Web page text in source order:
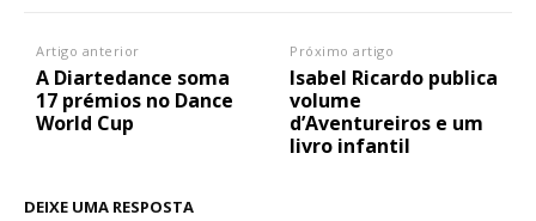
Artigo anterior
A Diartedance soma
17 prémios no Dance
World Cup
Próximo artigo
Isabel Ricardo publica
volume
d’Aventureiros e um
livro infantil
DEIXE UMA RESPOSTA